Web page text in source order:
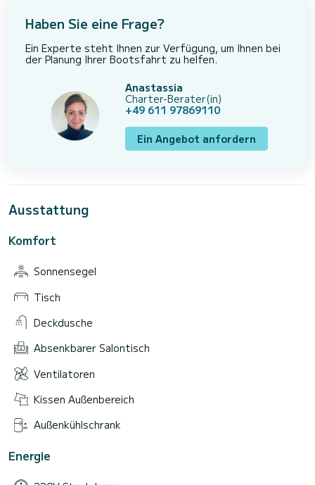
Haben Sie eine Frage?
Ein Experte steht Ihnen zur Verfügung, um Ihnen bei
der Planung Ihrer Bootsfahrt zu helfen.
Anastassia
Charter-Berater(in)
+49 611 97869110
Ein Angebot anfordern
Ausstattung
Komfort
Sonnensegel
Tisch
Deckdusche
Absenkbarer Salontisch
Ventilatoren
Kissen Außenbereich
Außenkühlschrank
Energie